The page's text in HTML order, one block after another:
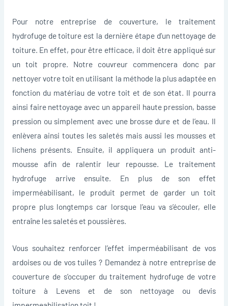
Pour notre entreprise de couverture, le traitement
hydrofuge de toiture est la dernière étape d’un nettoyage de
toiture. En effet, pour être efficace, il doit être appliqué sur
un toit propre. Notre couvreur commencera donc par
nettoyer votre toit en utilisant la méthode la plus adaptée en
fonction du matériau de votre toit et de son état. Il pourra
ainsi faire nettoyage avec un appareil haute pression, basse
pression ou simplement avec une brosse dure et de l’eau. Il
enlèvera ainsi toutes les saletés mais aussi les mousses et
lichens présents. Ensuite, il appliquera un produit anti-
mousse afin de ralentir leur repousse. Le traitement
hydrofuge arrive ensuite. En plus de son effet
imperméabilisant, le produit permet de garder un toit
propre plus longtemps car lorsque l’eau va s’écouler, elle
entraîne les saletés et poussières.
Vous souhaitez renforcer l’effet imperméabilisant de vos
ardoises ou de vos tuiles ? Demandez à notre entreprise de
couverture de s’occuper du traitement hydrofuge de votre
toiture à Levens et de son nettoyage ou devis